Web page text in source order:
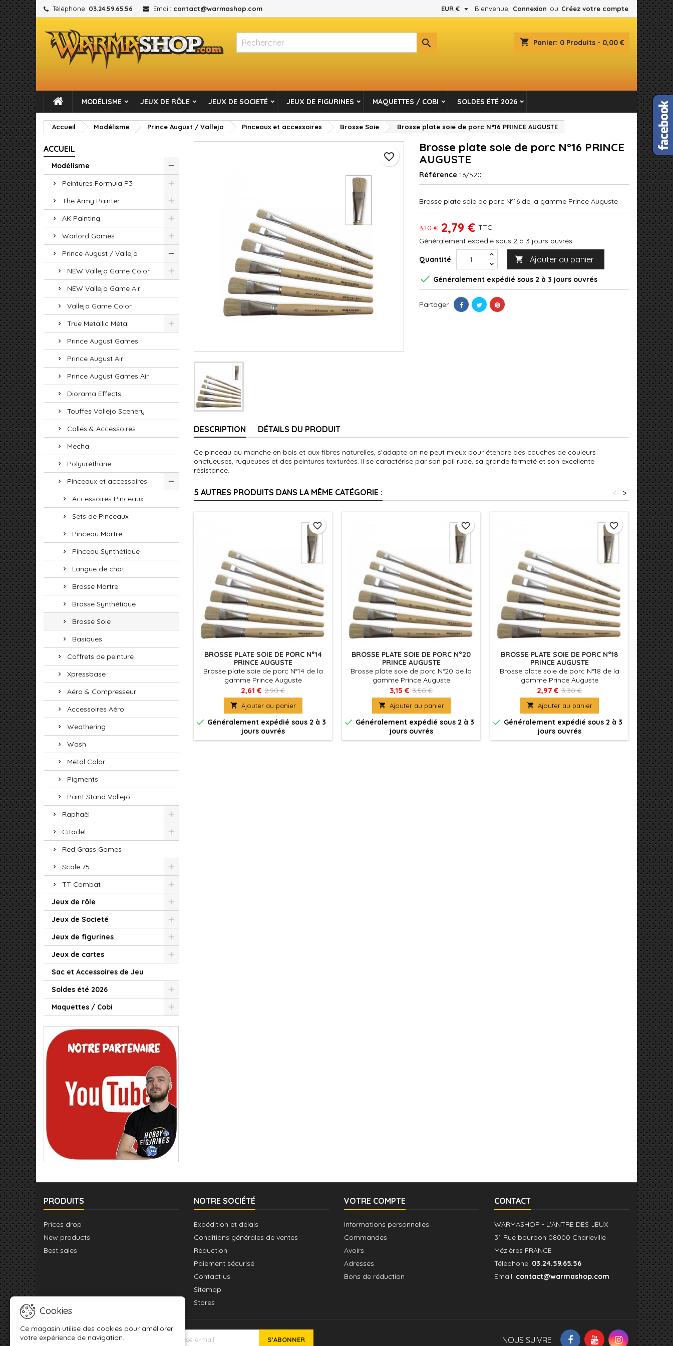
Téléphone: 03.24.59.65.56 Email: contact@warmashop.com Bienvenue, Connexion ou Créez votre compte
EUR € 
shopping_cart Panier: 0 Produits - 0,00 €

MODÉLISME JEUX DE RÔLE JEUX DE SOCIETÉ JEUX DE FIGURINES MAQUETTES / COBI SOLDES ÉTÉ 2026
Accueil Modélisme Prince August / Vallejo Pinceaux et accessoires Brosse Soie Brosse plate soie de porc N°16 PRINCE AUGUSTE
ACCUEIL
Modélisme
Peintures Formula P3
The Army Painter
AK Painting
Warlord Games
Prince August / Vallejo
NEW Vallejo Game Color
NEW Vallejo Game Air
Vallejo Game Color
True Metallic Métal
Prince August Games
Prince August Air
Prince August Games Air
Diorama Effects
Touffes Vallejo Scenery
Colles & Accessoires
Mecha
Polyuréthane
Pinceaux et accessoires
Accessoires Pinceaux
Sets de Pinceaux
Pinceau Martre
Pinceau Synthétique
Langue de chat
Brosse Martre
Brosse Synthétique
Brosse Soie
Basiques
Coffrets de peinture
Xpressbase
Aéro & Compresseur
Accessoires Aéro
Weathering
Wash
Métal Color
Pigments
Paint Stand Vallejo
Raphaël
Citadel
Red Grass Games
Scale 75
TT Combat
Jeux de rôle
Jeux de Societé
Jeux de figurines
Jeux de cartes
Sac et Accessoires de Jeu
Soldes été 2026
Maquettes / Cobi
Brosse plate soie de porc N°16 PRINCE
AUGUSTE
Référence 16/520
Brosse plate soie de porc N°16 de la gamme Prince Auguste
3,10 € 2,79 € TTC
Généralement expédié sous 2 à 3 jours ouvrés
Quantité  Ajouter au panier
favorite_border
 Généralement expédié sous 2 à 3 jours ouvrés
Partager
DESCRIPTION DÉTAILS DU PRODUIT
Ce pinceau au manche en bois et aux fibres naturelles, s'adapte on ne peut mieux pour étendre des couches de couleurs
onctueuses, rugueuses et des peintures texturées. Il se caractérise par son poil rude, sa grande fermeté et son excellente
résistance.
5 AUTRES PRODUITS DANS LA MÊME CATÉGORIE : >
<
BROSSE PLATE SOIE DE PORC N°14
PRINCE AUGUSTE
Brosse plate soie de porc N°14 de la
gamme Prince Auguste
2,61 € 2,90 €
 Ajouter au panier
 Généralement expédié sous 2 à 3
jours ouvrés
favorite_border
BROSSE PLATE SOIE DE PORC N°20
PRINCE AUGUSTE
Brosse plate soie de porc N°20 de la
gamme Prince Auguste
3,15 € 3,50 €
 Ajouter au panier
 Généralement expédié sous 2 à 3
jours ouvrés
favorite_border
BROSSE PLATE SOIE DE PORC N°18
PRINCE AUGUSTE
Brosse plate soie de porc N°18 de la
gamme Prince Auguste
2,97 € 3,30 €
 Ajouter au panier
 Généralement expédié sous 2 à 3
jours ouvrés
favorite_border
Brosse

PRODUITS
Prices drop
New products
Best sales
NOTRE SOCIÉTÉ
Expédition et délais
Conditions générales de ventes
Réduction
Paiement sécurisé
Contact us
Sitemap
Stores
VOTRE COMPTE
Informations personnelles
Commandes
Avoirs
Adresses
Bons de réduction
CONTACT
WARMASHOP - L'ANTRE DES JEUX
31 Rue bourbon 08000 Charleville
Mézières FRANCE
Téléphone: 03.24.59.65.56
Email: contact@warmashop.com
Mes listes d'envies
add_circle_outline Créer une nouvelle liste
Créer une liste d'envies
Connexion
Vous devez être connecté pour ajouter des produits à votre liste d'envies.
Cookies
Ce magasin utilise des cookies pour améliorer
votre expérience de navigation.
LETTRE D'INFORMATIONS NOUS SUIVRE